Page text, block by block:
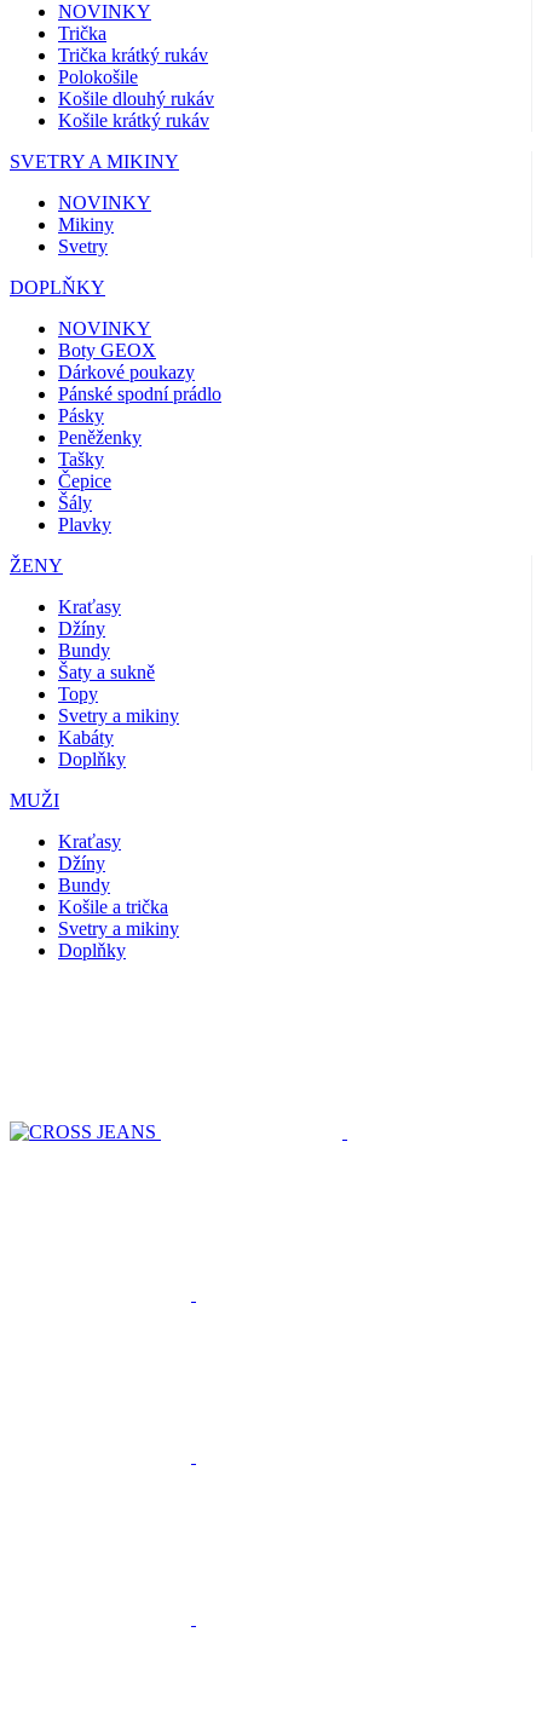
NOVINKY
Trička
Trička krátký rukáv
Polokošile
Košile dlouhý rukáv
Košile krátký rukáv
SVETRY A MIKINY
NOVINKY
Mikiny
Svetry
DOPLŇKY
NOVINKY
Boty GEOX
Dárkové poukazy
Pánské spodní prádlo
Pásky
Peněženky
Tašky
Čepice
Šály
Plavky
ŽENY
Kraťasy
Džíny
Bundy
Šaty a sukně
Topy
Svetry a mikiny
Kabáty
Doplňky
MUŽI
Kraťasy
Džíny
Bundy
Košile a trička
Svetry a mikiny
Doplňky